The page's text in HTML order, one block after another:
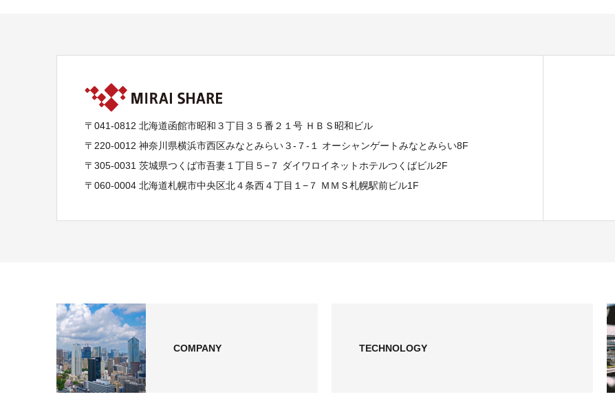
〒041-0812 北海道函館市昭和３丁目３５番２１号 ＨＢＳ昭和ビル
〒220-0012 神奈川県横浜市西区みなとみらい３-７-１ オーシャンゲートみなとみらい8F
〒305-0031 茨城県つくば市吾妻１丁目５−７ ダイワロイネットホテルつくばビル2F
〒060-0004 北海道札幌市中央区北４条西４丁目１−７ ＭＭＳ札幌駅前ビル1F
COMPANY TECHNOLOGY